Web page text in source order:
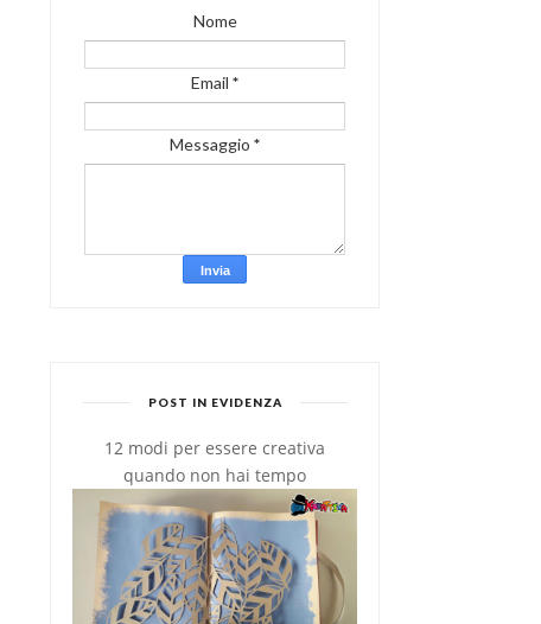
Nome
Email*
Messaggio*
POST IN EVIDENZA
12 modi per essere creativa
quando non hai tempo